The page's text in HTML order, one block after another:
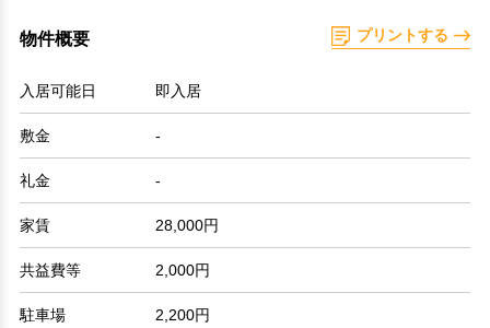
物件概要 プリントする
入居可能日 即入居
敷金 -
礼金 -
家賃 28,000円
共益費等 2,000円
駐車場 2,200円